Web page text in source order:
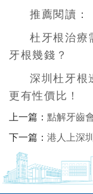
推薦閱讀：
杜牙根治療
牙根幾錢？
深圳杜牙根
更有性價比！
上一篇： 點解牙齒
下一篇： 港人上深